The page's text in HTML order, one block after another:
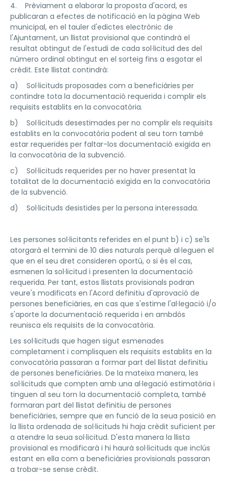
4. Prèviament a elaborar la proposta d'acord, es
publicaran a efectes de notificació en la pàgina Web
municipal, en el tauler d'edictes electrònic de
l'Ajuntament, un llistat provisional que contindrà el
resultat obtingut de l'estudi de cada sol·licitud des del
número ordinal obtingut en el sorteig fins a esgotar el
crèdit. Este llistat contindrà:
a) Sol·licituds proposades com a beneficiàries per
contindre tota la documentació requerida i complir els
requisits establits en la convocatòria.
b) Sol·licituds desestimades per no complir els requisits
establits en la convocatòria podent al seu torn també
estar requerides per faltar-los documentació exigida en
la convocatòria de la subvenció.
c) Sol·licituds requerides per no haver presentat la
totalitat de la documentació exigida en la convocatòria
de la subvenció.
d) Sol·licituds desistides per la persona interessada.
Les persones sol·licitants referides en el punt b) i c) se'ls
atorgarà el termini de 10 dies naturals perquè al·leguen el
que en el seu dret consideren oportú, o si és el cas,
esmenen la sol·licitud i presenten la documentació
requerida. Per tant, estos llistats provisionals podran
veure's modificats en l'Acord definitiu d'aprovació de
persones beneficiàries, en cas que s'estime l'al·legació i/o
s'aporte la documentació requerida i en ambdós
reunisca els requisits de la convocatòria.
Les sol·licituds que hagen sigut esmenades
completament i complisquen els requisits establits en la
convocatòria passaran a formar part del llistat definitiu
de persones beneficiàries. De la mateixa manera, les
sol·licituds que compten amb una al·legació estimatòria i
tinguen al seu torn la documentació completa, també
formaran part del llistat definitiu de persones
beneficiàries, sempre que en funció de la seua posició en
la llista ordenada de sol·licituds hi haja crèdit suficient per
a atendre la seua sol·licitud. D'esta manera la llista
provisional es modificarà i hi haurà sol·licituds que inclús
estant en ella com a beneficiàries provisionals passaran
a trobar-se sense crèdit.